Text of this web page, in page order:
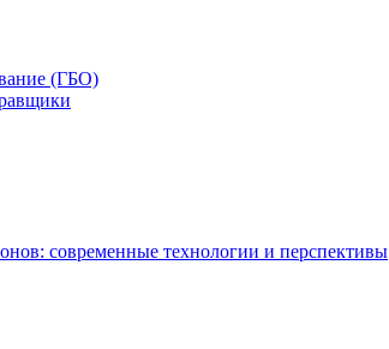
(ГБО)
современные технологии и перспективы